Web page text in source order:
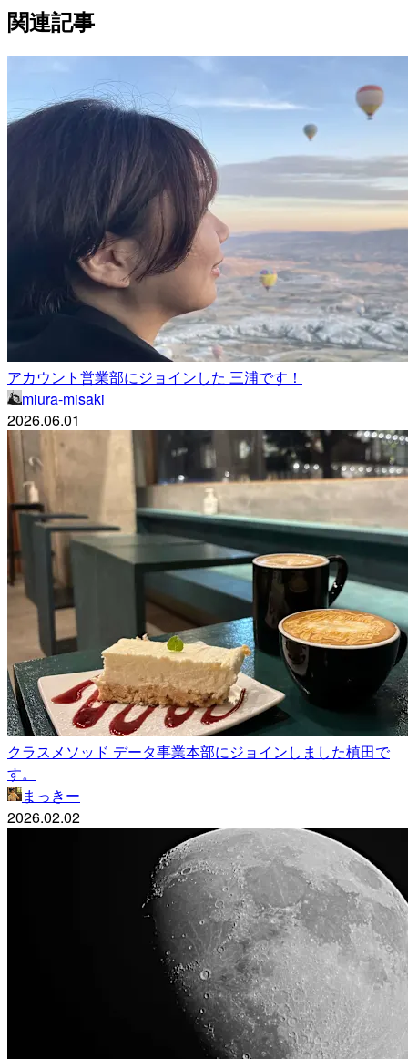
関連記事
アカウント営業部にジョインした 三浦です！
miura-misaki
2026.06.01
クラスメソッド データ事業本部にジョインしました槙田で
す。
まっきー
2026.02.02